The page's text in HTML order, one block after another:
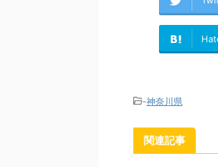
-神奈川県
関連記事